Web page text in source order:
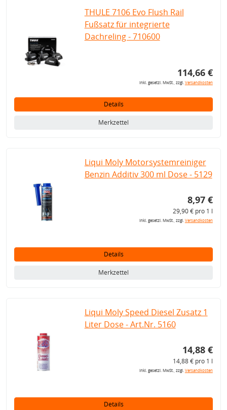
THULE 7106 Evo Flush Rail
Fußsatz für integrierte
Dachreling - 710600
114,66 €
inkl. gesetzl. MwSt., zzgl.Versandkosten
Details
Merkzettel
Liqui Moly Motorsystemreiniger
Benzin Additiv 300 ml Dose - 5129
8,97 €
29,90 € pro 1 l
inkl. gesetzl. MwSt., zzgl.Versandkosten
Details
Merkzettel
Liqui Moly Speed Diesel Zusatz 1
Liter Dose - Art.Nr. 5160
14,88 €
14,88 € pro 1 l
inkl. gesetzl. MwSt., zzgl.Versandkosten
Details